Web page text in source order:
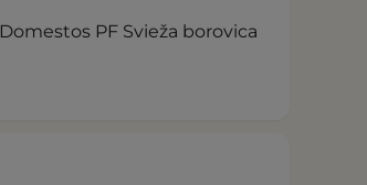
Domestos PF Svieža borovica